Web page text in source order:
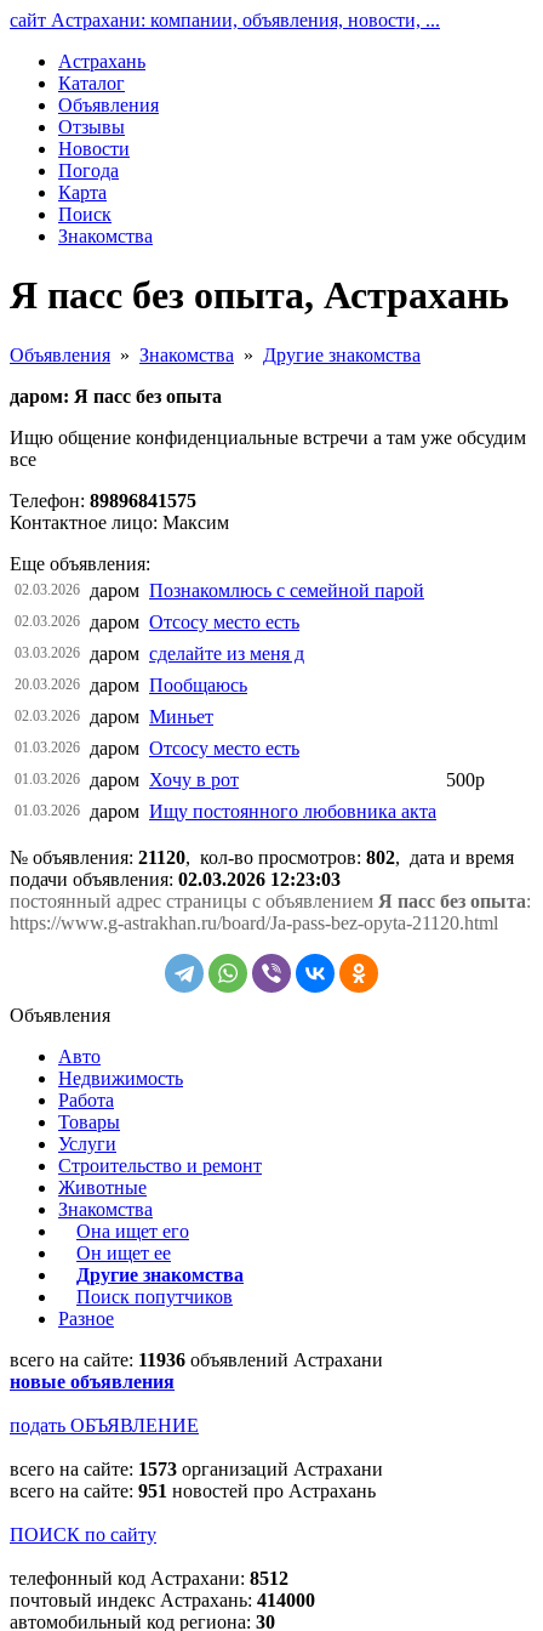
сайт Астрахани: компании, объявления, новости, ...
Астрахань
Каталог
Объявления
Отзывы
Новости
Погода
Карта
Поиск
Знакомства
Я пасс без опыта, Астрахань
Объявления » Знакомства » Другие знакомства
даром: Я пасс без опыта
Ищю общение конфиденциальные встречи а там уже обсудим
все
Телефон: 89896841575
Контактное лицо: Максим
Еще объявления:
02.03.2026 даром Познакомлюсь с семейной парой
02.03.2026 даром Отсосу место есть
03.03.2026 даром сделайте из меня д
20.03.2026 даром Пообщаюсь
02.03.2026 даром Миньет
01.03.2026 даром Отсосу место есть
01.03.2026 даром Хочу в рот 500р
01.03.2026 даром Ищу постоянного любовника акта
№ объявления: 21120, кол-во просмотров: 802, дата и время
подачи объявления: 02.03.2026 12:23:03
постоянный адрес страницы с объявлением Я пасс без опыта:
https://www.g-astrakhan.ru/board/Ja-pass-bez-opyta-21120.html
Объявления
Авто
Недвижимость
Работа
Товары
Услуги
Строительство и ремонт
Животные
Знакомства
Она ищет его
Он ищет ее
Другие знакомства
Поиск попутчиков
Разное
всего на сайте: 11936 объявлений Астрахани
новые объявления
подать ОБЪЯВЛЕНИЕ
всего на сайте: 1573 организаций Астрахани
всего на сайте: 951 новостей про Астрахань
ПОИСК по сайту
телефонный код Астрахани: 8512
почтовый индекс Астрахань: 414000
автомобильный код региона: 30